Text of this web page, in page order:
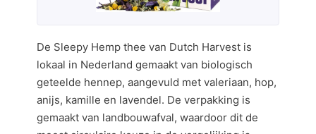
De Sleepy Hemp thee van Dutch Harvest is
lokaal in Nederland gemaakt van biologisch
geteelde hennep, aangevuld met valeriaan, hop,
anijs, kamille en lavendel. De verpakking is
gemaakt van landbouwafval, waardoor dit de